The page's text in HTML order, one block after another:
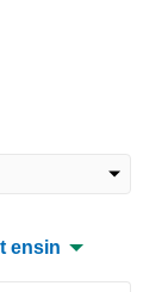
ensin